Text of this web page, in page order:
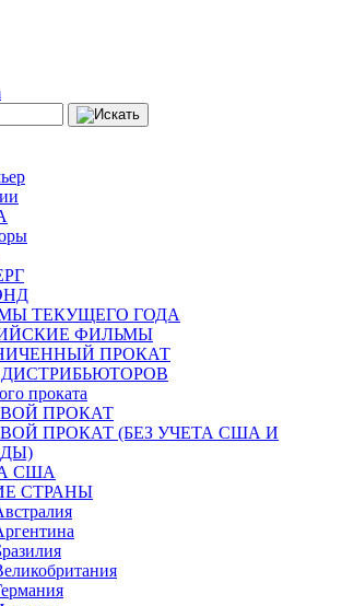
ТЕКУЩЕГО ГОДА
ФИЛЬМЫ
ПРОКАТ
проката
ПРОКАТ
ПРОКАТ (БЕЗ УЧЕТА США И
США
СТРАНЫ